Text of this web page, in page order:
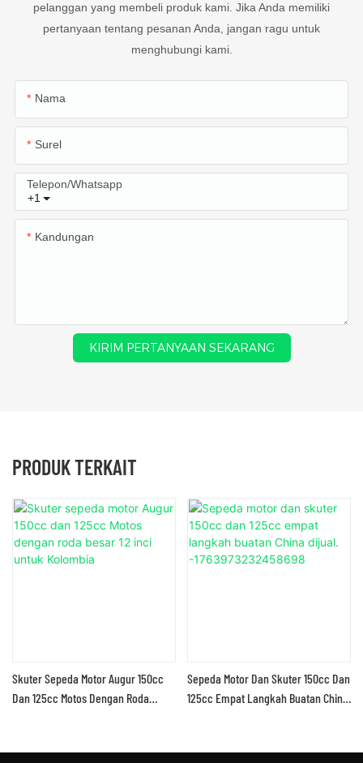
pelanggan yang membeli produk kami. Jika Anda memiliki
pertanyaan tentang pesanan Anda, jangan ragu untuk
menghubungi kami.
Nama
Surel
+1
Telepon/whatsapp
Kandungan
KIRIM PERTANYAAN SEKARANG
PRODUK TERKAIT
Skuter Sepeda Motor Augur 150cc
Dan 125cc Motos Dengan Roda
Sepeda Motor Dan Skuter 150cc Dan
125cc Empat Langkah Buatan China